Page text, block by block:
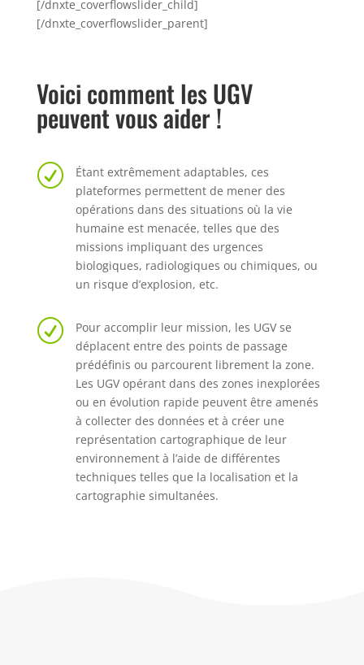
[/dnxte_coverflowslider_child]
[/dnxte_coverflowslider_parent]
Voici comment les UGV
peuvent vous aider !
R
Étant extrêmement adaptables, ces
plateformes permettent de mener des
opérations dans des situations où la vie
humaine est menacée, telles que des
missions impliquant des urgences
biologiques, radiologiques ou chimiques, ou
un risque d’explosion, etc.
R
Pour accomplir leur mission, les UGV se
déplacent entre des points de passage
prédéfinis ou parcourent librement la zone.
Les UGV opérant dans des zones inexplorées
ou en évolution rapide peuvent être amenés
à collecter des données et à créer une
représentation cartographique de leur
environnement à l’aide de différentes
techniques telles que la localisation et la
cartographie simultanées.